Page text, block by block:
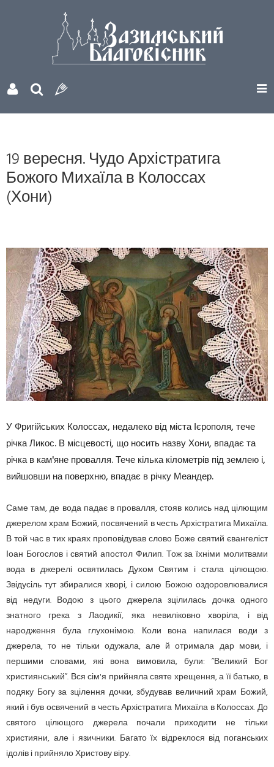
19 вересня. Чудо Архістратига
Божого Михаїла в Колоссах
(Хони)
У Фригійських Колоссах, недалеко від міста Ієрополя, тече
річка Ликос. В місцевості, що носить назву Хони, впадає та
річка в кам'яне провалля. Тече кілька кілометрів під землею і,
вийшовши на поверхню, впадає в річку Меандер.
Саме там, де вода падає в провалля, стояв колись над цілющим
джерелом храм Божий, посвячений в честь Архістратига Михаїла.
В той час в тих краях проповідував слово Боже святий євангеліст
Іоан Богослов і святий апостол Филип. Тож за їхніми молитвами
вода в джерелі освятилась Духом Святим і стала цілющою.
Звідусіль тут збиралися хворі, і силою Божою оздоровлювалися
від недуги. Водою з цього джерела зцілилась дочка одного
знатного грека з Лаодикії, яка невиліковно хворіла, і від
народження була глухонімою. Коли вона напилася води з
джерела, то не тільки одужала, але й отримала дар мови, і
першими словами, які вона вимовила, були: ”Великий Бог
християнський”. Вся сім'я прийняла святе хрещення, а її батько, в
подяку Богу за зцілення дочки, збудував величний храм Божий,
який і був освячений в честь Архістратига Михаїла в Колоссах. До
святого цілющого джерела почали приходити не тільки
християни, але і язичники. Багато їх відреклося від поганських
ідолів і прийняло Христову віру.